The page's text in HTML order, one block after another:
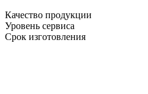
Качество продукции
Уровень сервиса
Срок изготовления